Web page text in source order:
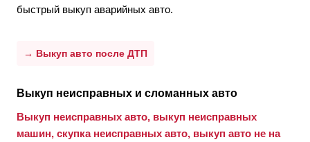
быстрый выкуп аварийных авто.
→ Выкуп авто после ДТП
Выкуп неисправных и сломанных авто
Выкуп неисправных авто, выкуп неисправных
машин, скупка неисправных авто, выкуп авто не на